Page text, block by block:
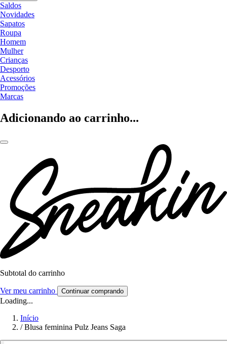
Saldos
Novidades
Sapatos
Roupa
Homem
Mulher
Crianças
Desporto
Acessórios
Promoções
Marcas
Adicionando ao carrinho...
Subtotal do carrinho
Ver meu carrinho Continuar comprando
Loading...
Início
/ Blusa feminina Pulz Jeans Saga